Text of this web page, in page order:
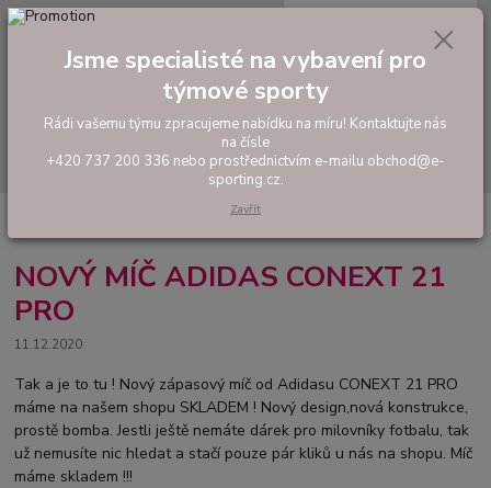
Hledat
tel: +420 737 200 336
0,00 Kč
NOVÝ MÍČ ADIDAS CONEXT 21 PRO
NOVÝ MÍČ ADIDAS CONEXT 21
PRO
11.12.2020
Tak a je to tu ! Nový zápasový míč od Adidasu CONEXT 21 PRO
máme na našem shopu SKLADEM ! Nový design,nová konstrukce,
prostě bomba. Jestli ještě nemáte dárek pro milovníky fotbalu, tak
už nemusíte nic hledat a stačí pouze pár kliků u nás na shopu. Míč
máme skladem !!!
Jsme specialisté na vybavení pro
týmové sporty
Rádi vašemu týmu zpracujeme nabídku na míru! Kontaktujte nás
na čísle
+420 737 200 336 nebo prostřednictvím e-mailu obchod@e-
sporting.cz.
Zavřít